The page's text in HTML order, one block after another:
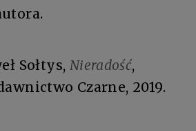
Sołtys, Nieradość,
Czarne, 2019.